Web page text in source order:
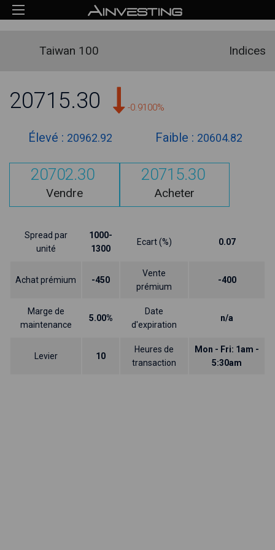
Taiwan 100 Indices
20715.30 -0.9100%
Élevé : 20962.92 Faible : 20604.82
20702.30
Vendre
20715.30
Acheter
Spread par
unité
1000-
1300
Ecart (%) 0.07
Achat prémium -450
Vente
prémium
-400
Marge de
maintenance
5.00%
Date
d'expiration
n/a
Levier 10
Heures de
transaction
Mon - Fri: 1am -
5:30am